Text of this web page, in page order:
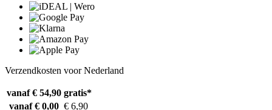
Verzendkosten voor Nederland
vanaf € 54,90 gratis*
vanaf € 0,00 € 6,90